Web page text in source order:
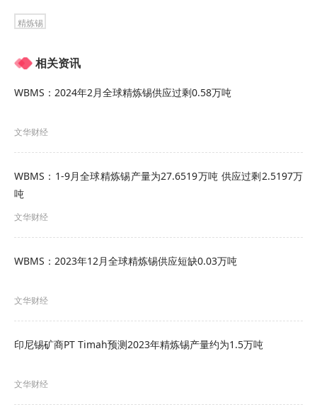
精炼锡
相关资讯
WBMS：2024年2月全球精炼锡供应过剩0.58万吨
文华财经
WBMS：1-9月全球精炼锡产量为27.6519万吨 供应过剩2.5197万
吨
文华财经
WBMS：2023年12月全球精炼锡供应短缺0.03万吨
文华财经
印尼锡矿商PT Timah预测2023年精炼锡产量约为1.5万吨
文华财经